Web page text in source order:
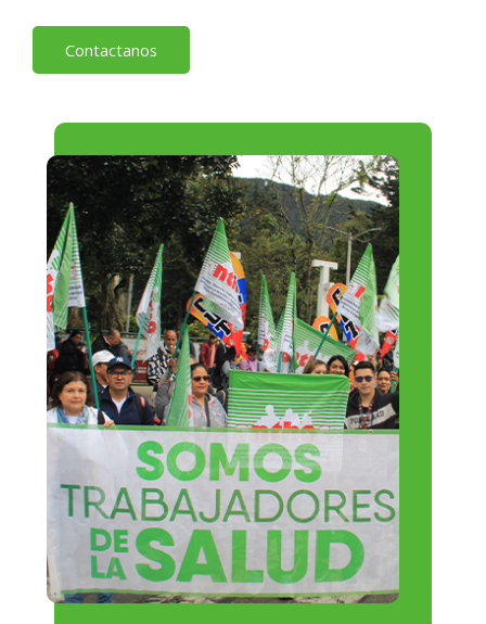
Contactanos